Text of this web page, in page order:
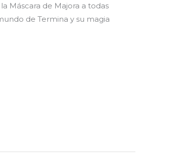
Máscara de Majora a todas
de Termina y su magia